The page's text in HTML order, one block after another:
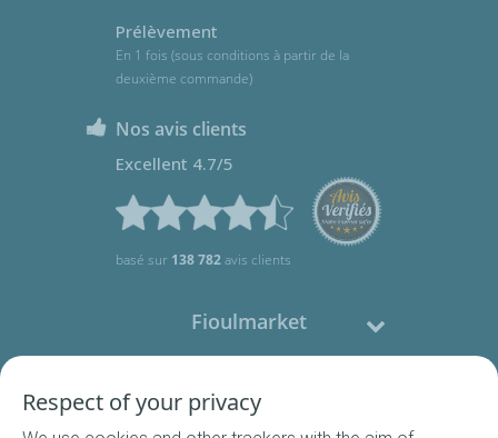
Prélèvement
En 1 fois (sous conditions à partir de la
deuxième commande)
Nos avis clients
Excellent 4.7/5
basé sur 138 782avis clients
Fioulmarket
Respect of your privacy